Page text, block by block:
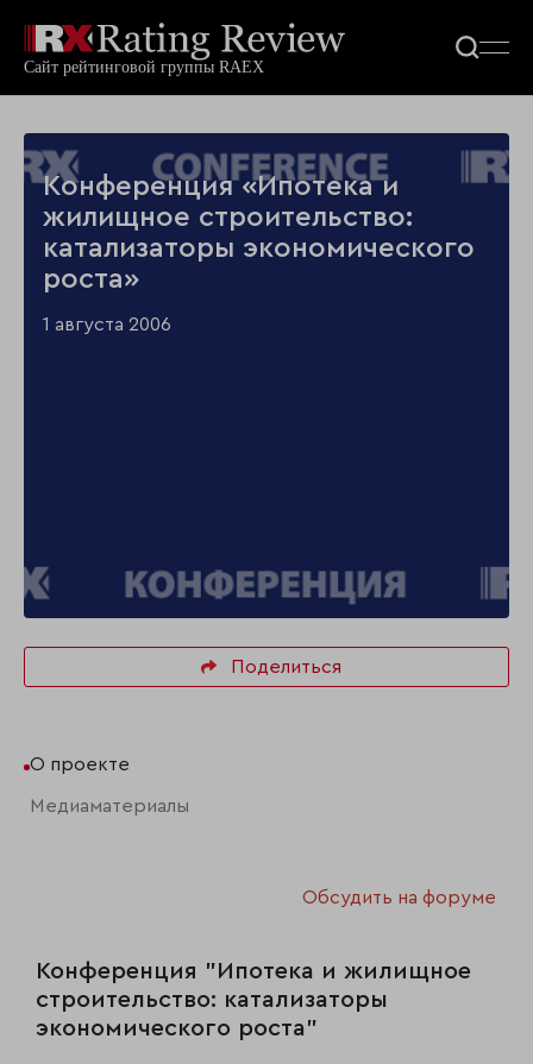
Конференция «Ипотека и
жилищное строительство:
катализаторы экономического
роста»
1 августа 2006
Поделиться
О проекте
Медиаматериалы
Обсудить на форуме
Конференция "Ипотека и жилищное
строительство: катализаторы
экономического роста"